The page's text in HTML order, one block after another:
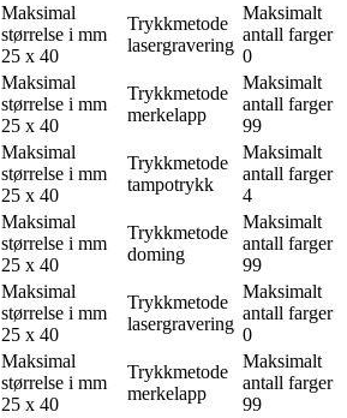
Maksimal
størrelse i mm
25 x 40
Trykkmetode
lasergravering
Maksimalt
antall farger
0
Maksimal
størrelse i mm
25 x 40
Trykkmetode
merkelapp
Maksimalt
antall farger
99
Maksimal
størrelse i mm
25 x 40
Trykkmetode
tampotrykk
Maksimalt
antall farger
4
Maksimal
størrelse i mm
25 x 40
Trykkmetode
doming
Maksimalt
antall farger
99
Maksimal
størrelse i mm
25 x 40
Trykkmetode
lasergravering
Maksimalt
antall farger
0
Maksimal
størrelse i mm
25 x 40
Trykkmetode
merkelapp
Maksimalt
antall farger
99